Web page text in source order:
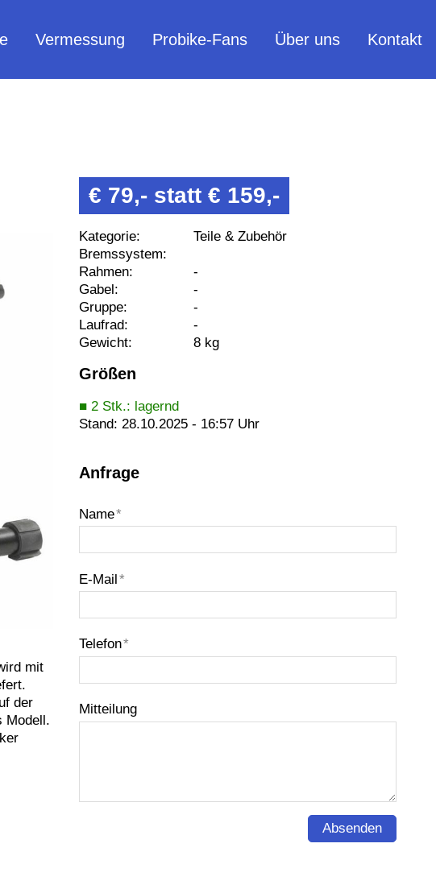
Vermessung Probike-Fans Über uns Kontakt
mit
der
Modell.
€ 79,- statt € 159,-
Kategorie:
Teile & Zubehör
Bremssystem:
Rahmen:
-
Gabel:
-
Gruppe:
-
Laufrad:
-
Gewicht:
8 kg
Größen
■ 2 Stk.: lagernd
Stand: 28.10.2025 - 16:57 Uhr
Anfrage
Name*
E-Mail*
Telefon*
Mitteilung
Absenden